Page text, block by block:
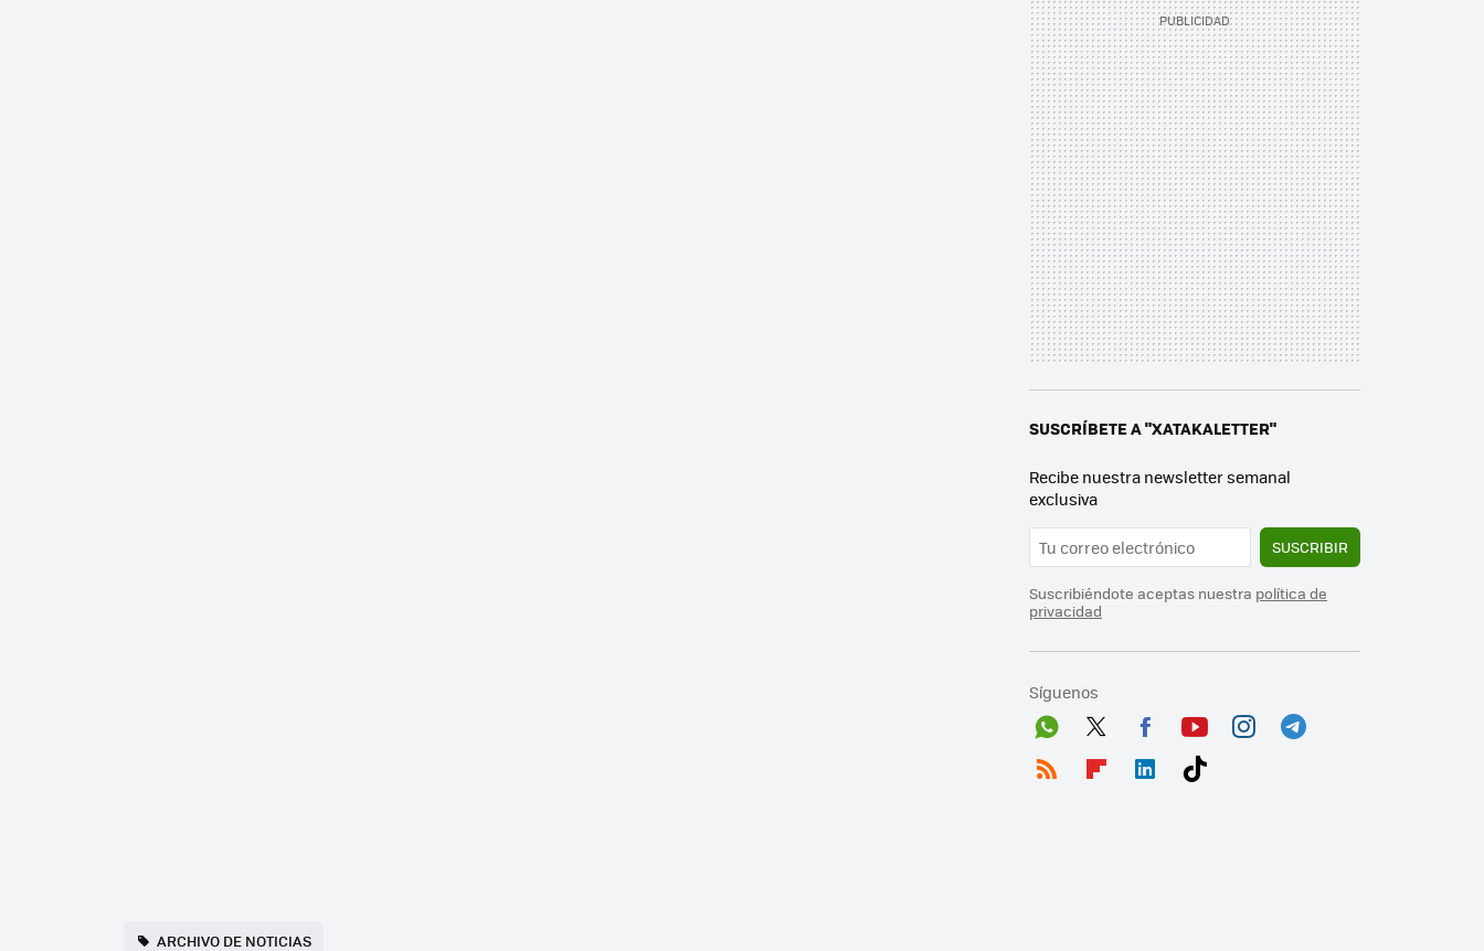
SUSCRÍBETE A "XATAKALETTER"
Recibe nuestra newsletter semanal
exclusiva
SUSCRIBIR
Suscribiéndote aceptas nuestra política de
privacidad
Síguenos
Wh
Twit
Fac
You
ARCHIVO DE NOTICIAS